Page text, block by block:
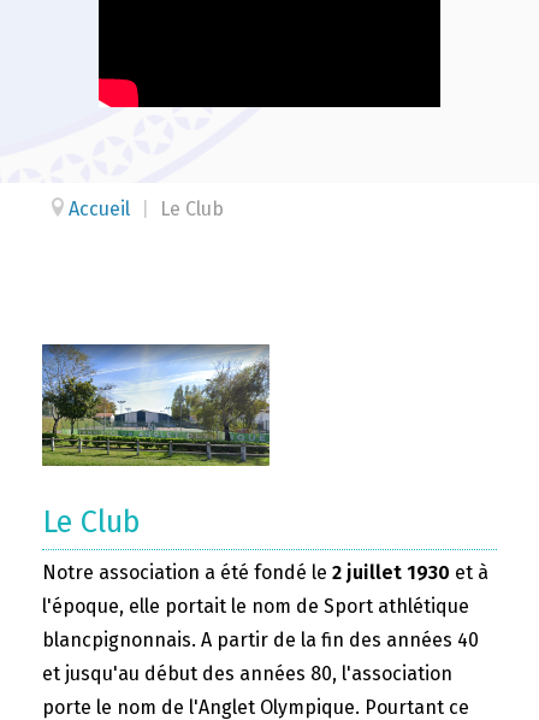
Accueil Le Club
Le Club
Notre association a été fondé le 2 juillet 1930 et à
l'époque, elle portait le nom de Sport athlétique
blancpignonnais. A partir de la fin des années 40
et jusqu'au début des années 80, l'association
porte le nom de l'Anglet Olympique. Pourtant ce